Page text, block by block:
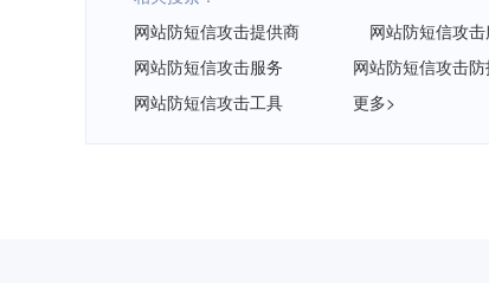
网站防短信攻击提供商
网站防短信攻
网站防短信攻击服务
网站防短信攻击防
网站防短信攻击工具
更多>